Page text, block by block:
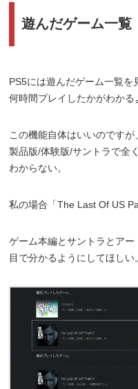
遊んだゲーム一覧
PS5には遊んだゲーム一覧
何時間プレイしたかがわかる
この機能自体はいいのです
製品版/体験版/サントラで全
わからない。
私の場合「The Last Of US
ゲーム本編とサントラとア
目で分かるようにしてほしい